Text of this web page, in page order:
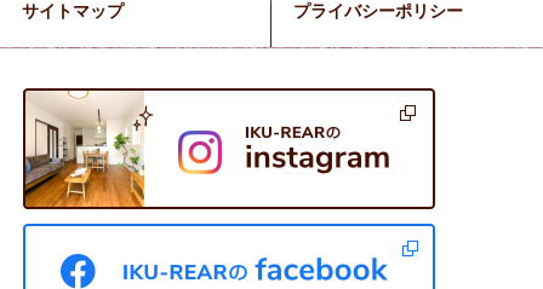
サイトマップ プライバシーポリシー